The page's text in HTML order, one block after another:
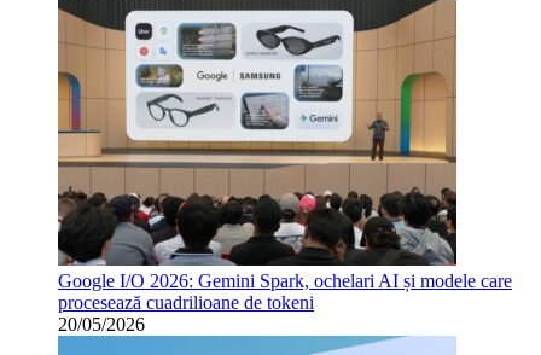
Google I/O 2026: Gemini Spark, ochelari AI și modele care
procesează cuadrilioane de tokeni
20/05/2026